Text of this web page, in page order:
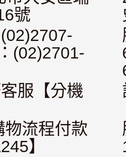
號
(02)2701-
服【分機
物流程付款
】